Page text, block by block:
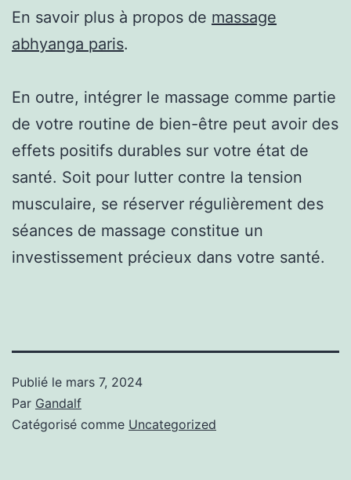
En savoir plus à propos de massage
abhyanga paris.
En outre, intégrer le massage comme partie
de votre routine de bien-être peut avoir des
effets positifs durables sur votre état de
santé. Soit pour lutter contre la tension
musculaire, se réserver régulièrement des
séances de massage constitue un
investissement précieux dans votre santé.
Publié le mars 7, 2024
Par Gandalf
Catégorisé comme Uncategorized